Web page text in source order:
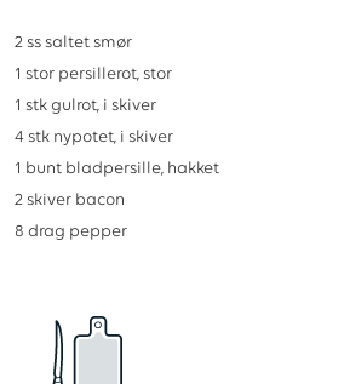
2 ss saltet smør
1 stor persillerot, stor
1 stk gulrot, i skiver
4 stk nypotet, i skiver
1 bunt bladpersille, hakket
2 skiver bacon
8 drag pepper